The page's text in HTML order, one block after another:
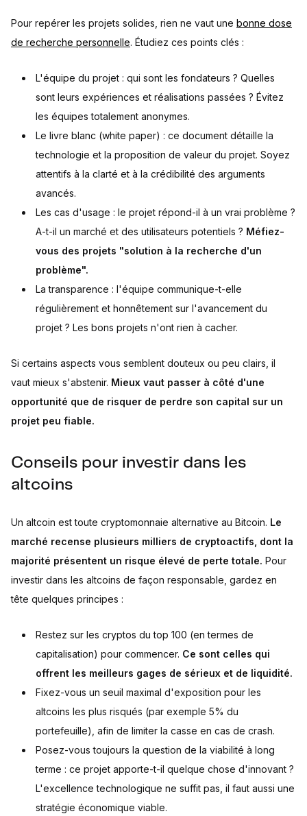
Pour repérer les projets solides, rien ne vaut une bonne dose
de recherche personnelle. Étudiez ces points clés :
L'équipe du projet : qui sont les fondateurs ? Quelles
sont leurs expériences et réalisations passées ? Évitez
les équipes totalement anonymes.
Le livre blanc (white paper) : ce document détaille la
technologie et la proposition de valeur du projet. Soyez
attentifs à la clarté et à la crédibilité des arguments
avancés.
Les cas d'usage : le projet répond-il à un vrai problème ?
A-t-il un marché et des utilisateurs potentiels ? Méfiez-
vous des projets "solution à la recherche d'un
problème".
La transparence : l'équipe communique-t-elle
régulièrement et honnêtement sur l'avancement du
projet ? Les bons projets n'ont rien à cacher.
Si certains aspects vous semblent douteux ou peu clairs, il
vaut mieux s'abstenir. Mieux vaut passer à côté d'une
opportunité que de risquer de perdre son capital sur un
projet peu fiable.
Conseils pour investir dans les
altcoins
Un altcoin est toute cryptomonnaie alternative au Bitcoin. Le
marché recense plusieurs milliers de cryptoactifs, dont la
majorité présentent un risque élevé de perte totale. Pour
investir dans les altcoins de façon responsable, gardez en
tête quelques principes :
Restez sur les cryptos du top 100 (en termes de
capitalisation) pour commencer. Ce sont celles qui
offrent les meilleurs gages de sérieux et de liquidité.
Fixez-vous un seuil maximal d'exposition pour les
altcoins les plus risqués (par exemple 5% du
portefeuille), afin de limiter la casse en cas de crash.
Posez-vous toujours la question de la viabilité à long
terme : ce projet apporte-t-il quelque chose d'innovant ?
L'excellence technologique ne suffit pas, il faut aussi une
stratégie économique viable.